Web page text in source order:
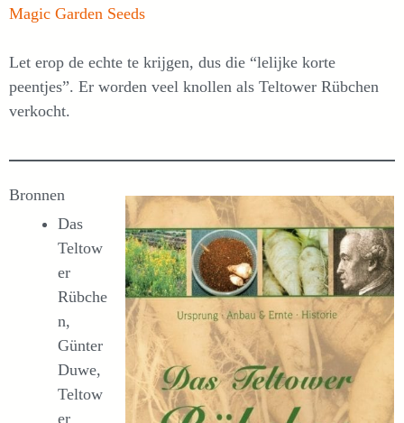
Magic Garden Seeds
Let erop de echte te krijgen, dus die “lelijke korte
peentjes”. Er worden veel knollen als Teltower Rübchen
verkocht.
Bronnen
Das
Teltow
er
Rübche
n,
Günter
Duwe,
Teltow
er